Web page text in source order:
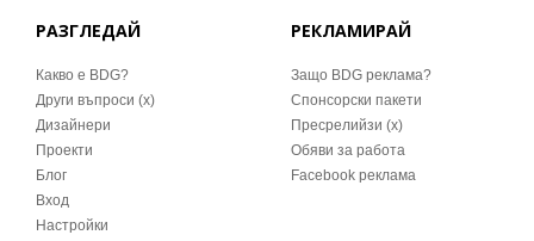
РАЗГЛЕДАЙ
Какво е BDG?
Други въпроси (x)
Дизайнери
Проекти
Блог
Вход
Настройки
РЕКЛАМИРАЙ
Защо BDG реклама?
Спонсорски пакети
Пресрелийзи (x)
Обяви за работа
Facebook реклама